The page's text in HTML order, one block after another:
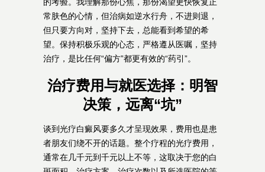
的考验。我理解那份心焦，那份渴望更快恢复正
常肤色的心情，但治病如逆水行舟，不进则退，
但只要方向对，坚持下去，总能看到希望的希
望。保持积极乐观的心态，严格遵从医嘱，坚持
治疗，是比任何“偏方”都更有效的“药引”。
治疗费用与就医选择：明智
决策，远离“坑”
谈到光疗白癜风要多久才呈现效果，费用也是患
者朋友们绕不开的话题。整个疗程的光疗费用，
通常在几千元到千元以上不等，这取决于您的白